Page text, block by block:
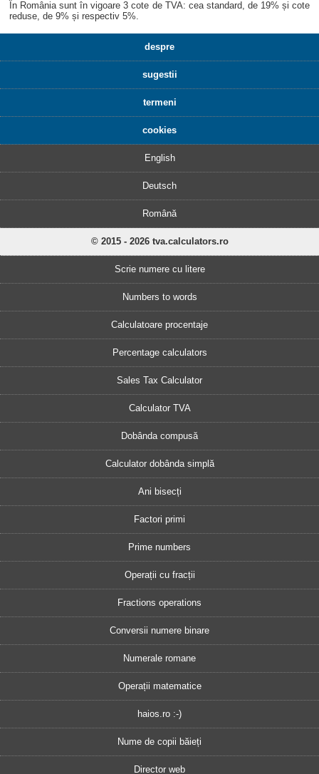
În România sunt în vigoare 3 cote de TVA: cea standard, de 19% și cote
reduse, de 9% și respectiv 5%.
despre
sugestii
termeni
cookies
English
Deutsch
Română
© 2015 - 2026 tva.calculators.ro
Scrie numere cu litere
Numbers to words
Calculatoare procentaje
Percentage calculators
Sales Tax Calculator
Calculator TVA
Dobânda compusă
Calculator dobânda simplă
Ani bisecți
Factori primi
Prime numbers
Operații cu fracții
Fractions operations
Conversii numere binare
Numerale romane
Operații matematice
haios.ro :-)
Nume de copii băieți
Director web